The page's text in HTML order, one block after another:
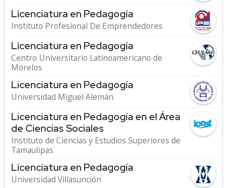
Licenciatura en Pedagogía
Instituto Profesional De Emprendedores
Licenciatura en Pedagogía
Centro Universitario Latinoamericano de
Morelos
Licenciatura en Pedagogía
Universidad Miguel Alemán
Licenciatura en Pedagogía en el Área
de Ciencias Sociales
Instituto de Ciencias y Estudios Superiores de
Tamaulipas
Licenciatura en Pedagogía
Universidad Villasunción